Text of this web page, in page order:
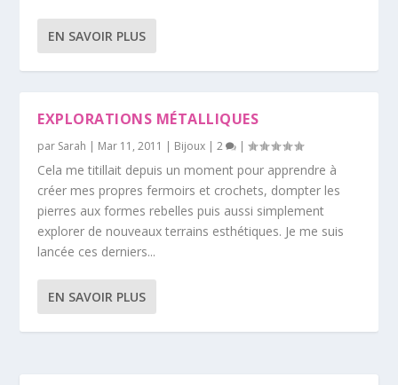
EN SAVOIR PLUS
EXPLORATIONS MÉTALLIQUES
par Sarah | Mar 11, 2011 | Bijoux |2 |
Cela me titillait depuis un moment pour apprendre à
créer mes propres fermoirs et crochets, dompter les
pierres aux formes rebelles puis aussi simplement
explorer de nouveaux terrains esthétiques. Je me suis
lancée ces derniers...
EN SAVOIR PLUS